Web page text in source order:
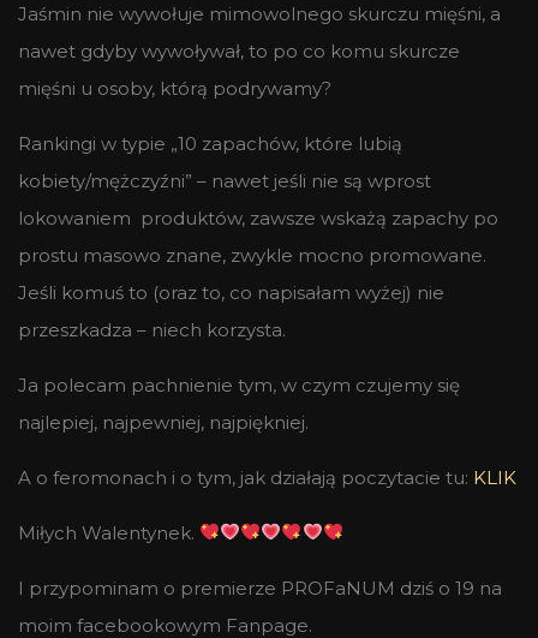
Jaśmin nie wywołuje mimowolnego skurczu mięśni, a
nawet gdyby wywoływał, to po co komu skurcze
mięśni u osoby, którą podrywamy?
Rankingi w typie „10 zapachów, które lubią
kobiety/mężczyźni” – nawet jeśli nie są wprost
lokowaniem produktów, zawsze wskażą zapachy po
prostu masowo znane, zwykle mocno promowane.
Jeśli komuś to (oraz to, co napisałam wyżej) nie
przeszkadza – niech korzysta.
Ja polecam pachnienie tym, w czym czujemy się
najlepiej, najpewniej, najpiękniej.
A o feromonach i o tym, jak działają poczytacie tu: KLIK
Miłych Walentynek.
I przypominam o premierze PROFaNUM dziś o 19 na
moim facebookowym Fanpage.